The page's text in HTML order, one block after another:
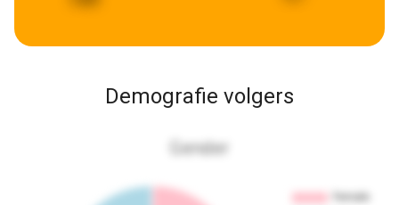
Demografie volgers
Gender